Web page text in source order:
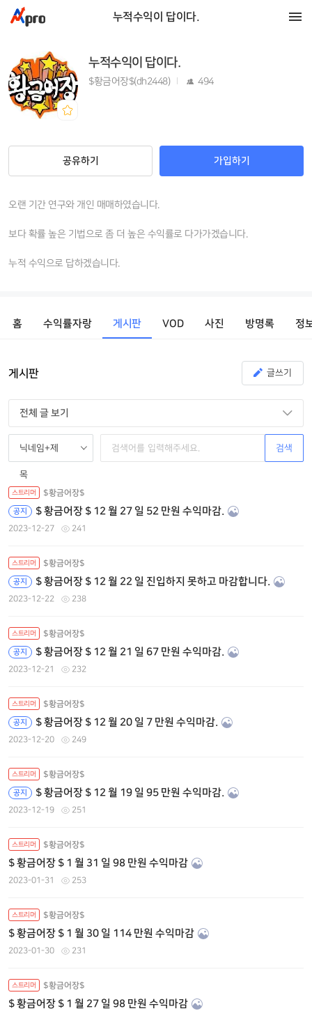
누적수익이 답이다.
누적수익이 답이다.
$황금어장$(dh2448) 494
공유하기 가입하기
오랜 기간 연구와 개인 매매하였습니다.
보다 확률 높은 기법으로 좀 더 높은 수익률로 다가가겠습니다.
누적 수익으로 답하겠습니다.
홈 수익률자랑 게시판 VOD 사진 방명록 정
게시판 글쓰기
전체 글 보기
공지 $ 황금어장 $ 12 월 27 일 52 만원 수익마감.
스트리머 $황금어장$
2023-12-27 241
공지 $ 황금어장 $ 12 월 22 일 진입하지 못하고 마감합니다.
스트리머 $황금어장$
2023-12-22 238
공지 $ 황금어장 $ 12 월 21 일 67 만원 수익마감.
스트리머 $황금어장$
2023-12-21 232
공지 $ 황금어장 $ 12 월 20 일 7 만원 수익마감.
스트리머 $황금어장$
2023-12-20 249
공지 $ 황금어장 $ 12 월 19 일 95 만원 수익마감.
스트리머 $황금어장$
2023-12-19 251
$ 황금어장 $ 1 월 31 일 98 만원 수익마감
스트리머 $황금어장$
2023-01-31 253
$ 황금어장 $ 1 월 30 일 114 만원 수익마감
스트리머 $황금어장$
2023-01-30 231
$ 황금어장 $ 1 월 27 일 98 만원 수익마감
스트리머 $황금어장$
닉네임+제
목
검색